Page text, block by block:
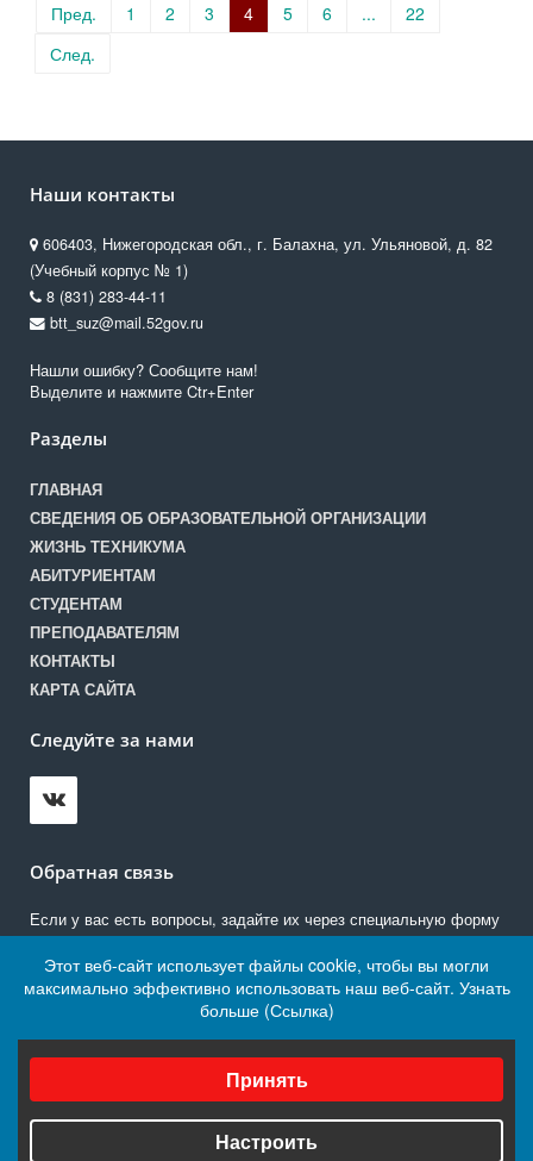
Пред. 1 2 3 4 5 6 ...
22
След.
Наши контакты
606403, Нижегородская обл., г. Балахна, ул. Ульяновой, д. 82
(Учебный корпус № 1)
8 (831) 283-44-11
btt_suz@mail.52gov.ru
Нашли ошибку? Сообщите нам!
Выделите и нажмите Ctr+Enter
Разделы
ГЛАВНАЯ
СВЕДЕНИЯ ОБ ОБРАЗОВАТЕЛЬНОЙ ОРГАНИЗАЦИИ
ЖИЗНЬ ТЕХНИКУМА
АБИТУРИЕНТАМ
СТУДЕНТАМ
ПРЕПОДАВАТЕЛЯМ
КОНТАКТЫ
КАРТА САЙТА
Следуйте за нами
Обратная связь
Если у вас есть вопросы, задайте их через специальную форму
Написать нам
© 2021 ГБПОУ БТТ
Работает на «SIMAI: Сайт колледжа»
Этот веб-сайт использует файлы cookie, чтобы вы могли
максимально эффективно использовать наш веб-сайт. Узнать
больше (Ссылка)
Аналитические/Функциональные
Принять
Настроить